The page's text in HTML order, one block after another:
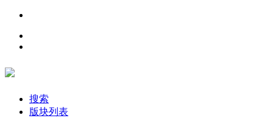
搜索
版块列表